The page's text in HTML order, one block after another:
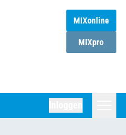
MIXonline
MIXpro